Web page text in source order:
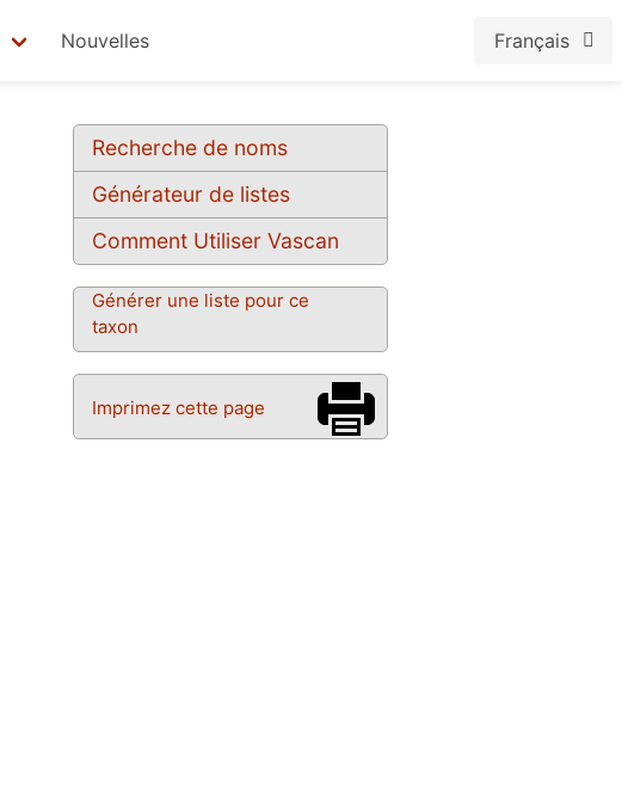
Nouvelles Français
Recherche de noms
Générateur de listes
Comment Utiliser Vascan
Générer une liste pour ce
taxon
Imprimez cette page